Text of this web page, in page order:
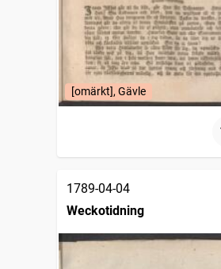
[omärkt], Gävle
1789-04-04
Weckotidning